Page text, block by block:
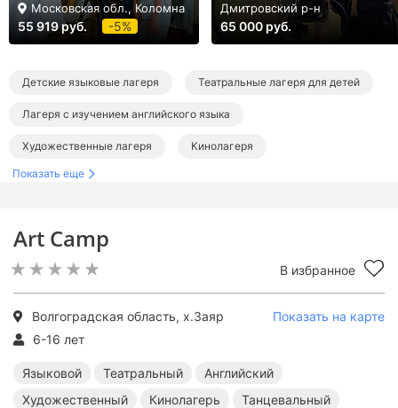
Art Camp
В избранное
Волгоградская область, х.Заяр
Показать на карте
6-16 лет
Языковой Театральный
Английский
Художественный
Кинолагерь
Танцевальный
Московская обл., Коломна
55 919 руб. -5%
Дмитровский р-н
65 000 руб.
Детские языковые лагеря Театральные лагеря для детей
Лагеря с изучением английского языка
Художественные лагеря Кинолагеря
Танцевальные лагеря для детей
Лагеря в Волгоградской области
Показать еще